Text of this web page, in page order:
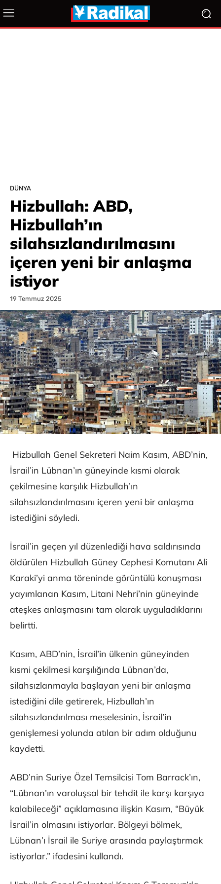
DÜNYA
Hizbullah: ABD,
Hizbullah’ın
silahsızlandırılmasını
içeren yeni bir anlaşma
istiyor
19 Temmuz 2025
Hizbullah Genel Sekreteri Naim Kasım, ABD’nin,
İsrail’in Lübnan’ın güneyinde kısmi olarak
çekilmesine karşılık Hizbullah’ın
silahsızlandırılmasını içeren yeni bir anlaşma
istediğini söyledi.
İsrail’in geçen yıl düzenlediği hava saldırısında
öldürülen Hizbullah Güney Cephesi Komutanı Ali
Karaki’yi anma töreninde görüntülü konuşması
yayımlanan Kasım, Litani Nehri’nin güneyinde
ateşkes anlaşmasını tam olarak uyguladıklarını
belirtti.
Kasım, ABD’nin, İsrail’in ülkenin güneyinden
kısmi çekilmesi karşılığında Lübnan’da,
silahsızlanmayla başlayan yeni bir anlaşma
istediğini dile getirerek, Hizbullah’ın
silahsızlandırılması meselesinin, İsrail’in
genişlemesi yolunda atılan bir adım olduğunu
kaydetti.
ABD’nin Suriye Özel Temsilcisi Tom Barrack’ın,
“Lübnan’ın varoluşsal bir tehdit ile karşı karşıya
kalabileceği” açıklamasına ilişkin Kasım, “Büyük
İsrail’in olmasını istiyorlar. Bölgeyi bölmek,
Lübnan’ı İsrail ile Suriye arasında paylaştırmak
istiyorlar.” ifadesini kullandı.